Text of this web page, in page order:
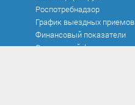
Роспотребнадзор
График выездных приемов
Финансовый показатели
Социальный фонд